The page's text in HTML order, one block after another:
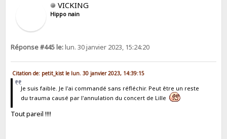
VICKING
Hippo nain
Réponse #445 le:lun. 30 janvier 2023, 15:24:20
Citation de: petit_kist le lun. 30 janvier 2023, 14:39:15
Je suis faible. Je l'ai commandé sans réfléchir. Peut être un reste
du trauma causé par l'annulation du concert de Lille
Tout pareil !!!!